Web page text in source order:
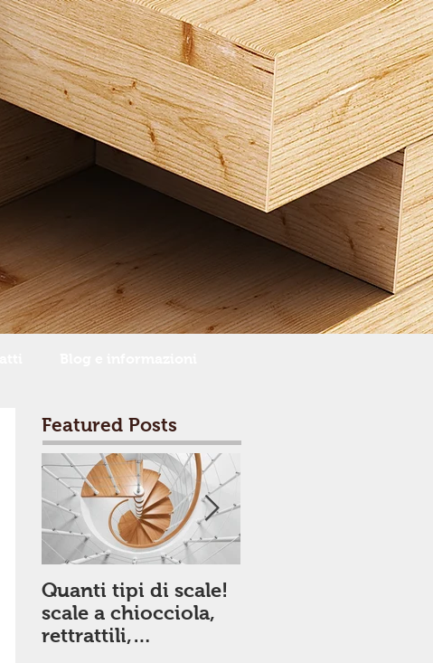
Featured Posts
Quanti tipi di scale!
scale a chiocciola,
rettrattili,